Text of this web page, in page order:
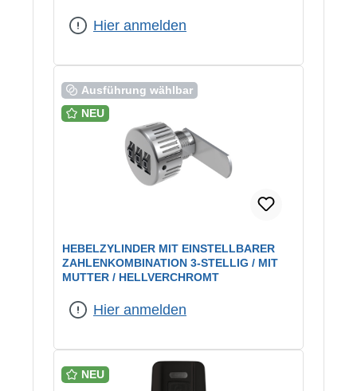
Hier anmelden
Ausführung wählbar
NEU
HEBELZYLINDER MIT EINSTELLBARER
ZAHLENKOMBINATION 3-STELLIG / MIT
MUTTER / HELLVERCHROMT
Hier anmelden
NEU